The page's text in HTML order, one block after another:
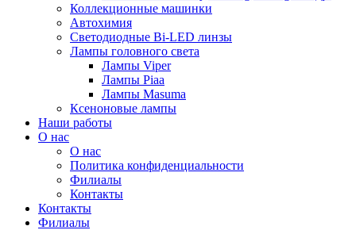
Коллекционные машинки
Автохимия
Светодиодные Bi-LED линзы
Лампы головного света
Лампы Viper
Лампы Piaa
Лампы Masuma
Ксеноновые лампы
Наши работы
О нас
О нас
Политика конфиденциальности
Филиалы
Контакты
Контакты
Филиалы